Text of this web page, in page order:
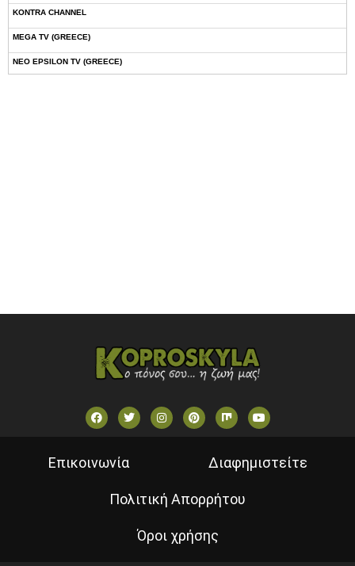
KONTRA CHANNEL
MEGA TV (GREECE)
NEO EPSILON TV (GREECE)
Επικοινωνία Διαφημιστείτε
Πολιτική Απορρήτου
Όροι χρήσης